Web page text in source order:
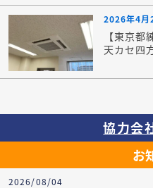
2026年4月
【東京
天カセ四
協力会
お
2026/08/04